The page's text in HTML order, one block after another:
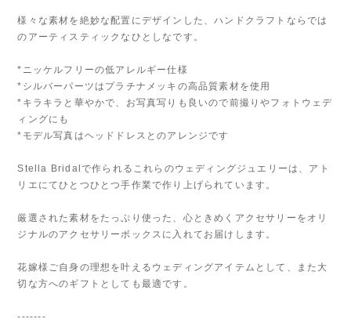
様々な素材を絶妙な配置にデザインした、ハンドクラフトならでは
のアーティスティックなひとしなです。
*ニッケルフリーの低アレルギー仕様
*シルバーパーツはプラチナメッキの高品質素材を使用
*キラキラと華やかで、お写真写りも良いので前撮りやフォトウェデ
ィングにも
*モデル写真はヘッドドレスとのアレンジです
Stella Bridalで作られるこれらのウェディングジュエリーは、アト
リエにてひとつひとつ手作業で作り上げられています。
厳選された素材をたっぷり使った、心ときめくアクセサリーをオリ
ジナルのアクセサリーボックスに入れてお届けします。
花嫁様ご自身の理想を叶えるウェディングアイテムとして、また大
切な方へのギフトとしても最適です。
-------